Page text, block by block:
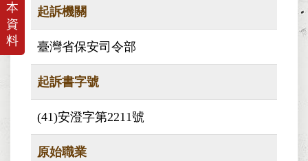
本
資
料
起訴機關
臺灣省保安司令部
起訴書字號
(41)安澄字第2211號
原始職業